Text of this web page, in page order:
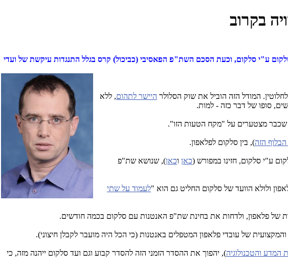
בקרוב
ע"י סלקום, וכעת הסכם השת"פ הפאסיבי (כביכול) קרס בגלל התנגדות עיקשת של ועדי
המודל הזה הוביל את שוק הסלולר היישר לתהום, ללא
סופו של דבר כזה - למות.
שכבר מצטערים על "מקח הטעות הזו".
הזה), בין סלקום לפלאפון.
ע"י סלקום, חזינו במפורש (כאן וכאן), שנושא שת"פ
ולולא הוועד של סלקום החליט גם הוא "לעמוד על שתי
של פלאפון, ולדחות את בחינת שת"פ האנטנות עם סלקום בכמה חודשים.
של עובדי פלאפון המטפלים באנטנות (כי הכל היה מועבר לקבלן חיצוני).
המדע והטכנולוגיה), יהפוך את ההסדר הזמני הזה להסדר קבוע וגם ועד סלקום ייהנה מזה, כי